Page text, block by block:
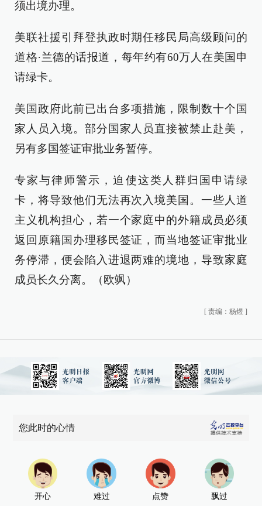
须出境办理。
美联社援引拜登执政时期任移民局高级顾问的
道格·兰德的话报道，每年约有60万人在美国申
请绿卡。
美国政府此前已出台多项措施，限制数十个国
家人员入境。部分国家人员直接被禁止赴美，
另有多国签证审批业务暂停。
专家与律师警示，迫使这类人群归国申请绿
卡，将导致他们无法再次入境美国。一些人道
主义机构担心，若一个家庭中的外籍成员必须
返回原籍国办理移民签证，而当地签证审批业
务停滞，便会陷入进退两难的境地，导致家庭
成员长久分离。（欧飒）
[ 责编：杨煜 ]
您此时的心情
开心 难过 点赞 飘过